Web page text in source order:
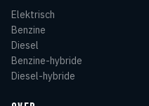
Elektrisch
Benzine
Diesel
Benzine-hybride
Diesel-hybride